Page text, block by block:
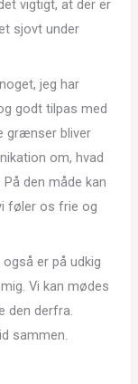
vigtigt, at der er
sjovt under
jeg har
godt tilpas med
grænser bliver
om, hvad
den måde kan
føler os frie og
er på udkig
Vi kan mødes
den derfra.
sammen.